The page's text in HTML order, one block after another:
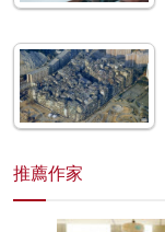
推薦作家